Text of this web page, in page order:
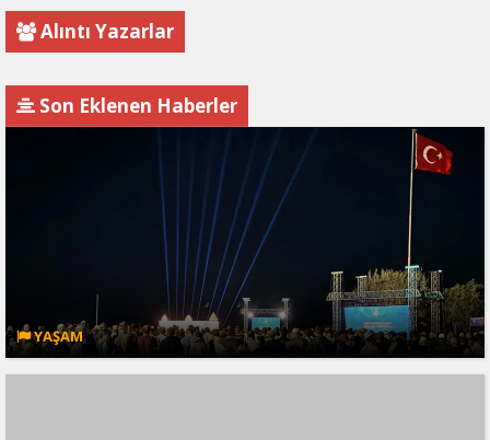
Alıntı Yazarlar
Son Eklenen Haberler
YAŞAM